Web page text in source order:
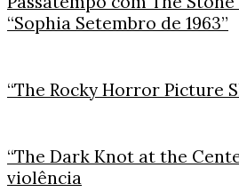
“Sophia Setembro de 1963”
“The Rocky Horror Picture
“The Dark Knot at the
violência